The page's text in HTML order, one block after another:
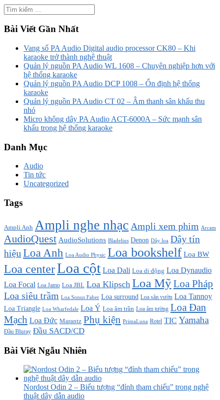
Bài Viết Gần Nhất
Vang số PA Audio Digital audio processor CK80 – Khi
karaoke trở thành nghệ thuật
Quản lý nguồn PA Audio WL 1608 – Chuyên nghiệp hơn với
hệ thống karaoke
Quản lý nguồn PA Audio DCP 1008 – Ổn định hệ thống
karaoke
Quản lý nguồn PA Audio CT 02 – Âm thanh sân khấu thu
nhỏ
Micro không dây PA Audio ACT-6000A – Sức mạnh sân
khấu trong hệ thống karaoke
Danh Mục
Audio
Tin tức
Uncategorized
Tags
Ampli Anh Ampli nghe nhạc Ampli xem phim Arcam
AudioQuest AudioSolutions Bladelius Denon Dây loa Dây tín
hiệu Loa Anh Loa Audio Physic Loa bookshelf Loa BW
Loa centerLoa cột Loa Dali Loa di động Loa Dynaudio
Loa Focal Loa Jamo Loa JBL Loa Klipsch Loa MỹLoa Pháp
Loa siêu trầm Loa Sonus Faber Loa surround Loa sân vườn Loa Tannoy
Loa Triangle Loa Wharfedale Loa Ý Loa âm trần Loa âm tường Loa Đan
Mạch Loa Đức Marantz Phụ kiện PrimaLuna Rotel TIC Yamaha
Đầu Bluray Đầu SACD/CD
Bài Viết Ngẫu Nhiên
Nordost Odin 2 – Biểu tượng “đỉnh tham chiếu” trong nghệ
thuật dây dẫn audio